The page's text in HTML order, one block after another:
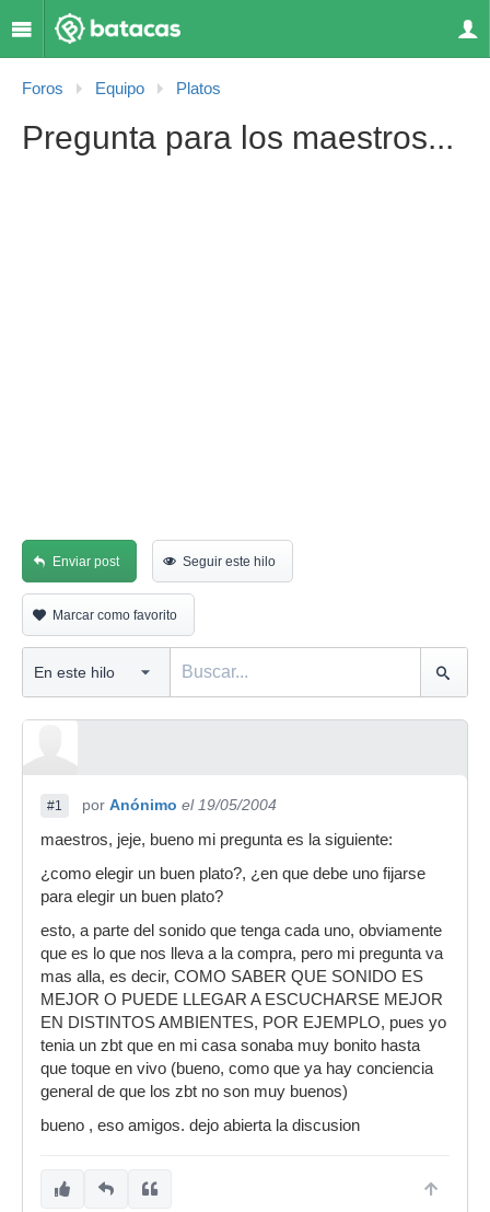
Foros Equipo Platos
Pregunta para los maestros...
Enviar post Seguir este hilo
Marcar como favorito
#1 por Anónimo el 19/05/2004
maestros, jeje, bueno mi pregunta es la siguiente:
¿como elegir un buen plato?, ¿en que debe uno fijarse
para elegir un buen plato?
esto, a parte del sonido que tenga cada uno, obviamente
que es lo que nos lleva a la compra, pero mi pregunta va
mas alla, es decir, COMO SABER QUE SONIDO ES
MEJOR O PUEDE LLEGAR A ESCUCHARSE MEJOR
EN DISTINTOS AMBIENTES, POR EJEMPLO, pues yo
tenia un zbt que en mi casa sonaba muy bonito hasta
que toque en vivo (bueno, como que ya hay conciencia
general de que los zbt no son muy buenos)
bueno , eso amigos. dejo abierta la discusion